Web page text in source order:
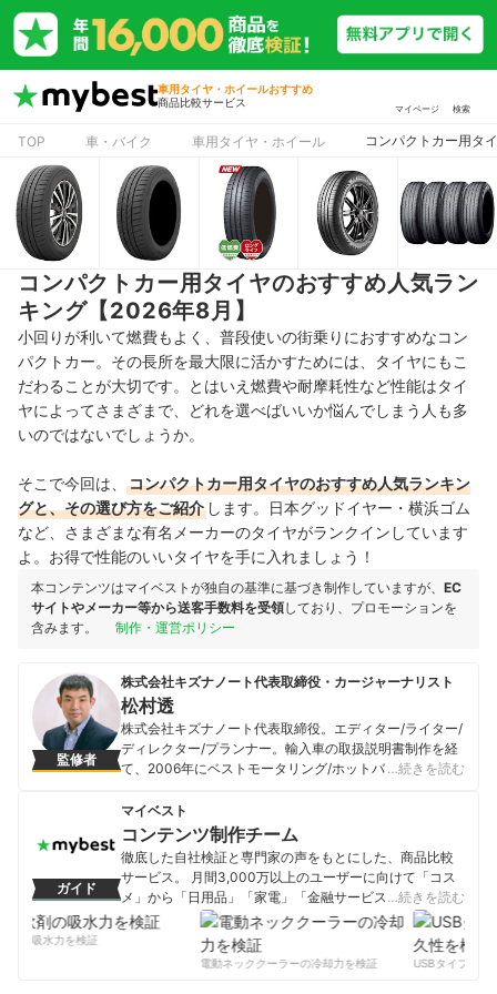
車用タイヤ・ホイールおすすめ
商品比較サービス
マイページ 検索
TOP 車・バイク 車用タイヤ・ホイール コンパクトカー用タ
コンパクトカー用タイヤのおすすめ人気ラン
キング【2026年8月】
小回りが利いて燃費もよく、普段使いの街乗りにおすすめなコン
パクトカー。その長所を最大限に活かすためには、タイヤにもこ
だわることが大切です。とはいえ燃費や耐摩耗性など性能はタイ
ヤによってさまざまで、どれを選べばいいか悩んでしまう人も多
いのではないでしょうか。
そこで今回は、
コンパクトカー用タイヤのおすすめ人気ランキン
グと、その選び方をご紹介 します。日本グッドイヤー・横浜ゴム
など、さまざまな有名メーカーのタイヤがランクインしています
よ。お得で性能のいいタイヤを手に入れましょう！
本コンテンツはマイベストが独自の基準に基づき制作していますが、 EC
サイトやメーカー等から送客手数料を受領しており、プロモーションを
含みます。
制作・運営ポリシー
監修者
株式会社キズナノート代表取締役・カージャーナリスト
松村透
株式会社キズナノート代表取締役。エディター/ライター/
ディレクター/プランナー。輸入車の取扱説明書制作を経
て、2006年にベストモータリング/ホットバージョン公式
トや企画立案・ディレクションが得意分野。またオーナ
ーインタビューをライフワークとし、人選から取材・撮
影・原稿執筆・レタッチ・編集までを一手に担う。現在
の愛車は、1970年式ポルシェ911S（プラレール号）と
2022年式フォルクスワーゲン パサートヴァリアント。
松村透のプロフィール
…続きを読む
ガイド
マイベスト
コンテンツ制作チーム
徹底した自社検証と専門家の声をもとにした、商品比較
サービス。 月間3,000万以上のユーザーに向けて「コス
メ」から「日用品」「家電」「金融サービス」まで、ベ
ストな商品を選んでもらうために、毎日コンテンツを制
コンテンツ制作チームのプロフィール
…続きを読む
の吸水力を検証
電動ネッククーラーの冷却力を検証
USBタイプCケー